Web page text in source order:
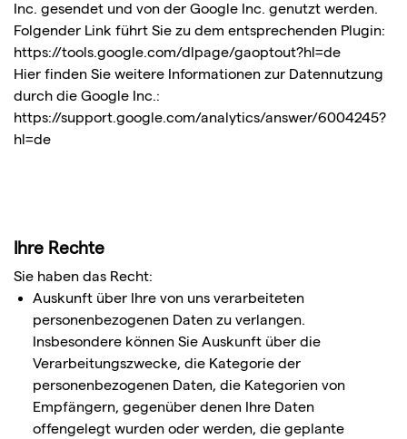
Inc. gesendet und von der Google Inc. genutzt werden.
Folgender Link führt Sie zu dem entsprechenden Plugin:
https://tools.google.com/dlpage/gaoptout?hl=de
Hier finden Sie weitere Informationen zur Datennutzung
durch die Google Inc.:
https://support.google.com/analytics/answer/6004245?
hl=de
Ihre Rechte
Sie haben das Recht:
Auskunft über Ihre von uns verarbeiteten
personenbezogenen Daten zu verlangen.
Insbesondere können Sie Auskunft über die
Verarbeitungszwecke, die Kategorie der
personenbezogenen Daten, die Kategorien von
Empfängern, gegenüber denen Ihre Daten
offengelegt wurden oder werden, die geplante